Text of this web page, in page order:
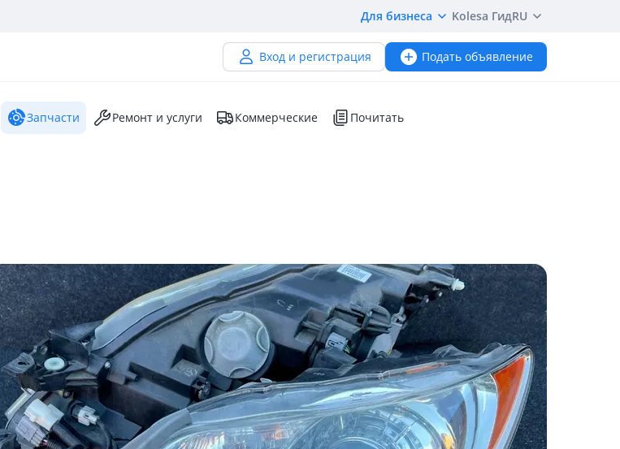
Для бизнеса Kolesa ГидRU
Вход и регистрация Подать объявление
Запчасти Ремонт и услуги Коммерческие Почитать